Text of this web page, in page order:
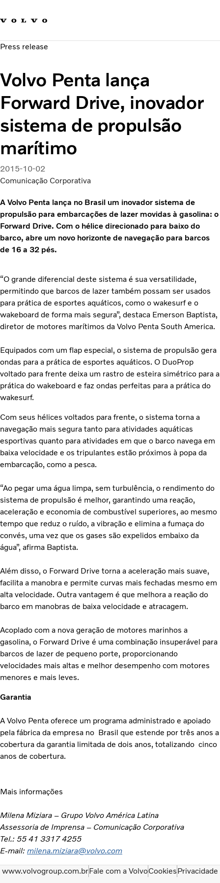
Carreira
Sustentabilidade e Segurança
Press release
Volvo Penta lança
Forward Drive, inovador
sistema de propulsão
marítimo
2015-10-02
Comunicação Corporativa
A Volvo Penta lança no Brasil um inovador sistema de
propulsão para embarcações de lazer movidas à gasolina: o
Forward Drive. Com o hélice direcionado para baixo do
barco, abre um novo horizonte de navegação para barcos
de 16 a 32 pés.
“O grande diferencial deste sistema é sua versatilidade,
permitindo que barcos de lazer também possam ser usados
para prática de esportes aquáticos, como o wakesurf e o
wakeboard de forma mais segura”, destaca Emerson Baptista,
diretor de motores marítimos da Volvo Penta South America.
Equipados com um flap especial, o sistema de propulsão gera
ondas para a prática de esportes aquáticos. O DuoProp
voltado para frente deixa um rastro de esteira simétrico para a
prática do wakeboard e faz ondas perfeitas para a prática do
wakesurf.
Com seus hélices voltados para frente, o sistema torna a
navegação mais segura tanto para atividades aquáticas
esportivas quanto para atividades em que o barco navega em
baixa velocidade e os tripulantes estão próximos à popa da
embarcação, como a pesca.
“Ao pegar uma água limpa, sem turbulência, o rendimento do
sistema de propulsão é melhor, garantindo uma reação,
aceleração e economia de combustível superiores, ao mesmo
tempo que reduz o ruído, a vibração e elimina a fumaça do
convés, uma vez que os gases são expelidos embaixo da
água”, afirma Baptista.
Além disso, o Forward Drive torna a aceleração mais suave,
facilita a manobra e permite curvas mais fechadas mesmo em
alta velocidade. Outra vantagem é que melhora a reação do
barco em manobras de baixa velocidade e atracagem.
Acoplado com a nova geração de motores marinhos a
gasolina, o Forward Drive é uma combinação insuperável para
barcos de lazer de pequeno porte, proporcionando
velocidades mais altas e melhor desempenho com motores
menores e mais leves.
Garantia
A Volvo Penta oferece um programa administrado e apoiado
pela fábrica da empresa no Brasil que estende por três anos a
cobertura da garantia limitada de dois anos, totalizando cinco
anos de cobertura.
Mais informações
Milena Miziara – Grupo Volvo América Latina
Assessoria de Imprensa – Comunicação Corporativa
Tel.: 55 41 3317 4255
E-mail: milena.miziara@volvo.com
www.volvogroup.com.brFale com a VolvoCookiesPrivacidade